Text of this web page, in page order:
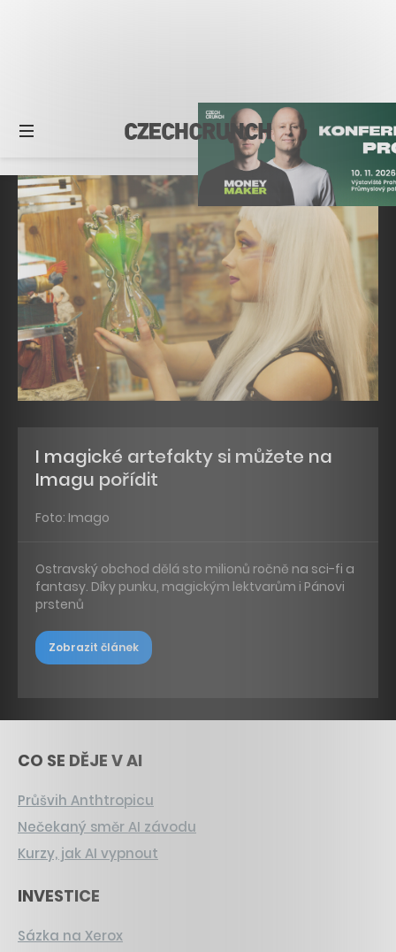
I magické artefakty si můžete na
Imagu pořídit
Foto: Imago
Ostravský obchod dělá sto milionů ročně na sci-fi a
fantasy. Díky punku, magickým lektvarům i Pánovi
prstenů
Zobrazit článek
CO SE DĚJE V AI
Průšvih Anthtropicu
Nečekaný směr AI závodu
Kurzy, jak AI vypnout
INVESTICE
Sázka na Xerox